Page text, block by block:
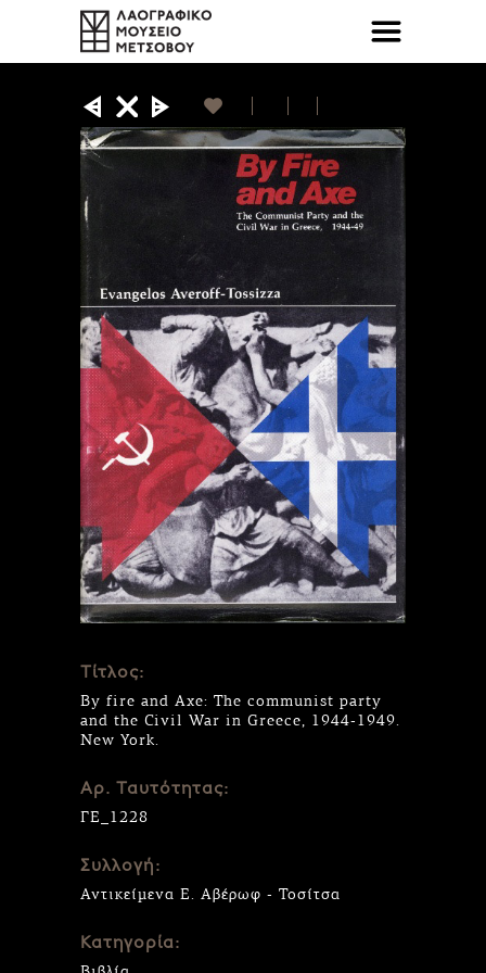
Τίτλος:
By fire and Axe: The communist party
and the Civil War in Greece, 1944-1949.
New York.
Αρ. Ταυτότητας:
ΓΕ_1228
Συλλογή:
Αντικείμενα Ε. Αβέρωφ - Τοσίτσα
Κατηγορία: